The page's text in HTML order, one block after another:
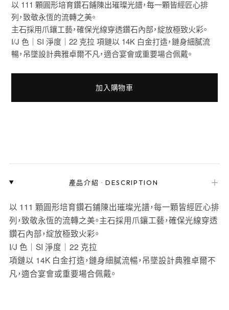
以 111 顆圓形培育鑽石鋪陳出璀璨光譜，每一顆皆經匠心排
列，致敬永恆的流轉之美。
主石採用爪鑲工藝，確保光線穿透鑽石內部，綻放極致火彩。
I/J 色｜SI 淨度｜22 克拉 項鏈以 14K 白金打造，鏈身細膩流
暢，吊墜設計典雅卓爾不凡，適合宴會或重要場合佩戴。
加入購物車
產品介紹 ·DESCRIPTION ＋
以 111 顆圓形培育鑽石鋪陳出璀璨光譜，每一顆皆經匠心排
列，致敬永恆的流轉之美。主石採用爪鑲工藝，確保光線穿透
鑽石內部，綻放極致火彩。
I/J 色｜SI 淨度｜22 克拉
項鏈以 14K 白金打造，鏈身細膩流暢，吊墜設計典雅卓爾不
凡，適合宴會或重要場合佩戴。